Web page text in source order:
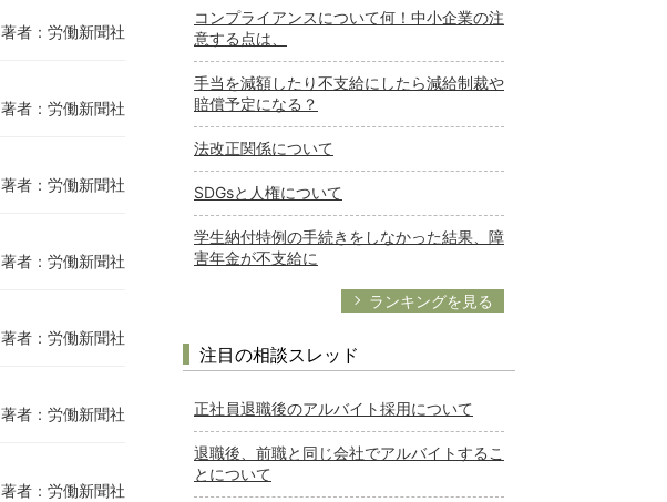
著者：労働新聞社
著者：労働新聞社
著者：労働新聞社
著者：労働新聞社
著者：労働新聞社
著者：労働新聞社
著者：労働新聞社
コンプライアンスについて何！中小企業の注
意する点は、
手当を減額したり不支給にしたら減給制裁や
賠償予定になる？
法改正関係について
SDGsと人権について
学生納付特例の手続きをしなかった結果、障
害年金が不支給に
ランキングを見る
注目の相談スレッド
正社員退職後のアルバイト採用について
退職後、前職と同じ会社でアルバイトするこ
とについて